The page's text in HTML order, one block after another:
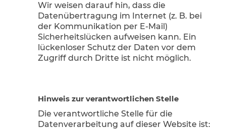
Wir weisen darauf hin, dass die
Datenübertragung im Internet (z. B. bei
der Kommunikation per E-Mail)
Sicherheitslücken aufweisen kann. Ein
lückenloser Schutz der Daten vor dem
Zugriff durch Dritte ist nicht möglich.
Hinweis zur verantwortlichen Stelle
Die verantwortliche Stelle für die
Datenverarbeitung auf dieser Website ist: